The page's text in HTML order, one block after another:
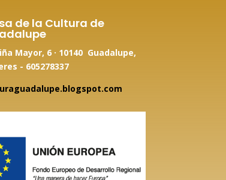
de la Cultura de
Mayor, 6 · 10140 Guadalupe,
- 605278337